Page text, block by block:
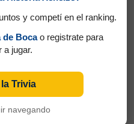
y competí en el ranking.
de Bocao registrate para
a jugar.
Trivia
navegando